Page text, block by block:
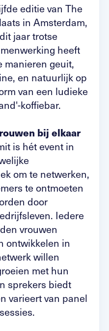
editie van The
in Amsterdam,
jaar trotse
heeft
manieren geuit,
en natuurlijk op
van een ludieke
koffiebar.
bij elkaar
is hét event in
om te netwerken,
te ontmoeten
door
Iedere
vrouwen
ontwikkelen in
willen
met hun
sprekers biedt
varieert van panel